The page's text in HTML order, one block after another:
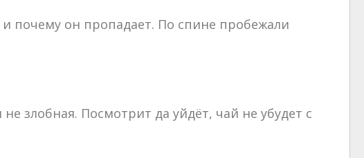
и почему он пропадает. По спине пробежали
злобная. Посмотрит да уйдёт, чай не убудет с